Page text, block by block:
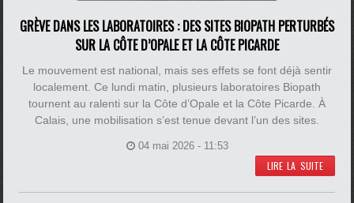
GRÈVE DANS LES LABORATOIRES : DES SITES BIOPATH PERTURBÉS
SUR LA CÔTE D’OPALE ET LA CÔTE PICARDE
Le mouvement est national, mais ses effets se font déjà sentir
localement. Ce lundi matin, plusieurs laboratoires Biopath
tournent au ralenti sur la Côte d’Opale et la Côte Picarde. À
Calais, une mobilisation s’est tenue devant l’un des sites.
04 mai 2026 - 11:53
LIRE LA SUITE